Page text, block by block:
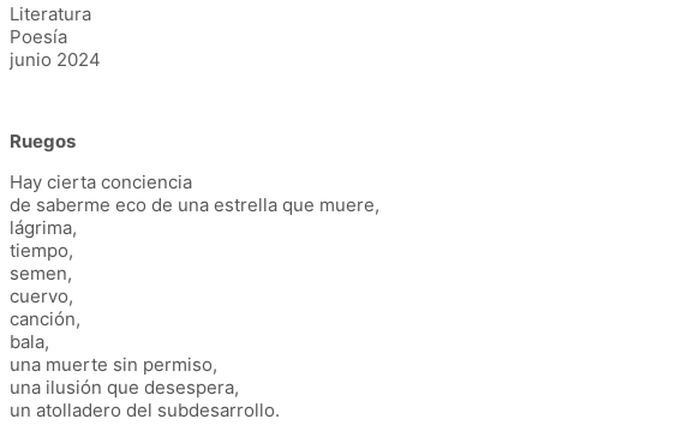
Literatura
Poesía
junio 2024
Ruegos
Hay cierta conciencia
de saberme eco de una estrella que muere,
lágrima,
tiempo,
semen,
cuervo,
canción,
bala,
una muerte sin permiso,
una ilusión que desespera,
un atolladero del subdesarrollo.